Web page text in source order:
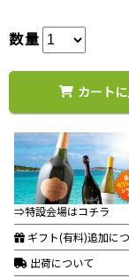
数量
カート
⇒特設会場はコチラ
ギフト(有料)追加に
出荷について